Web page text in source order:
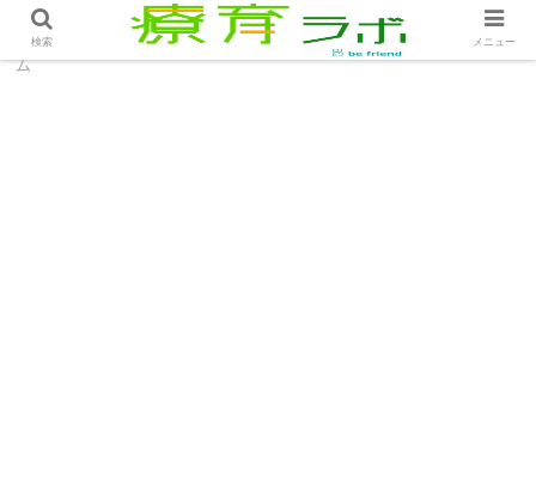
ホーム コラム
女の子と男性スタッフの距離感│コラ
ム
検索 メニュー